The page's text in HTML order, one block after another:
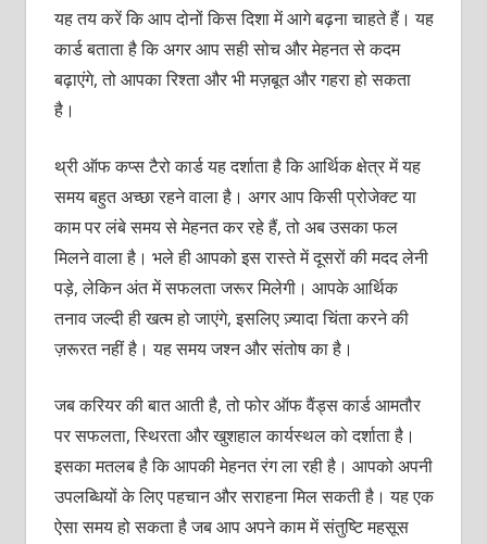
यह तय करें कि आप दोनों किस दिशा में आगे बढ़ना चाहते हैं। यह
कार्ड बताता है कि अगर आप सही सोच और मेहनत से कदम
बढ़ाएंगे, तो आपका रिश्ता और भी मज़बूत और गहरा हो सकता
है।
थ्री ऑफ कप्स टैरो कार्ड यह दर्शाता है कि आर्थिक क्षेत्र में यह
समय बहुत अच्छा रहने वाला है। अगर आप किसी प्रोजेक्ट या
काम पर लंबे समय से मेहनत कर रहे हैं, तो अब उसका फल
मिलने वाला है। भले ही आपको इस रास्ते में दूसरों की मदद लेनी
पड़े, लेकिन अंत में सफलता जरूर मिलेगी। आपके आर्थिक
तनाव जल्दी ही खत्म हो जाएंगे, इसलिए ज़्यादा चिंता करने की
ज़रूरत नहीं है। यह समय जश्न और संतोष का है।
जब करियर की बात आती है, तो फोर ऑफ वैंड्स कार्ड आमतौर
पर सफलता, स्थिरता और खुशहाल कार्यस्थल को दर्शाता है।
इसका मतलब है कि आपकी मेहनत रंग ला रही है। आपको अपनी
उपलब्धियों के लिए पहचान और सराहना मिल सकती है। यह एक
ऐसा समय हो सकता है जब आप अपने काम में संतुष्टि महसूस